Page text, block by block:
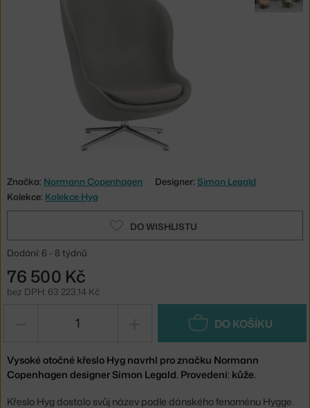
Značka: Normann Copenhagen Designer: Simon Legald
Kolekce: Kolekce Hyg
DO WISHLISTU
Dodání: 6 - 8 týdnů
76 500 Kč
bez DPH: 63 223,14 Kč
DO KOŠÍKU
Vysoké otočné křeslo Hyg navrhl pro značku Normann
Copenhagen designer Simon Legald. Provedení: kůže.
Křeslo Hyg dostalo svůj název podle dánského fenoménu Hygge.